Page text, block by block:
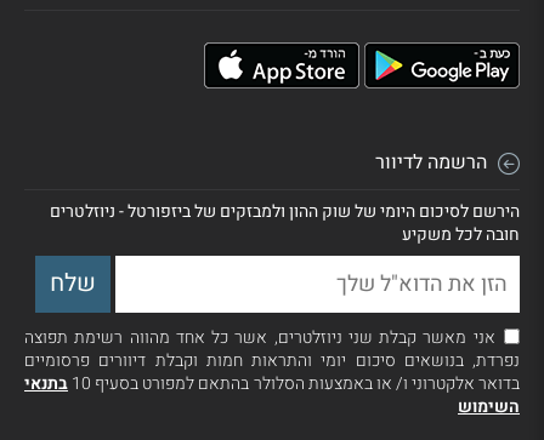
הרשמה לדיוור
הירשם לסיכום היומי של שוק ההון ולמבזקים של ביזפורטל - ניוזלטרים
חובה לכל משקיע
אני מאשר קבלת שני ניוזלטרים, אשר כל אחד מהווה רשימת תפוצה
נפרדת, בנושאים סיכום יומי והתראות חמות וקבלת דיוורים פרסומיים
בדואר אלקטרוני ו/ או באמצעות הסלולר בהתאם למפורט בסעיף 10
בתנאי
השימוש